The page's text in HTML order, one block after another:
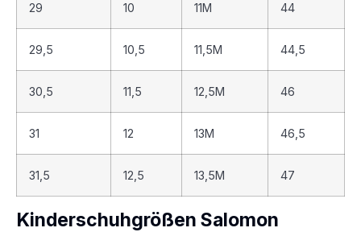
29 10 11M 44
29,5 10,5 11,5M 44,5
30,5 11,5 12,5M 46
31 12 13M 46,5
31,5 12,5 13,5M 47
Kinderschuhgrößen Salomon